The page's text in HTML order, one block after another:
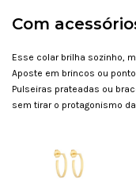
Com
Esse colar brilha sozinho,
Aposte em brincos ou
Pulseiras prateadas ou
sem tirar o protagonismo